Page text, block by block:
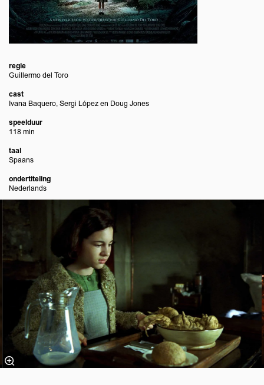
regie
Guillermo del Toro
cast
Ivana Baquero, Sergi López en Doug Jones
speelduur
118 min
taal
Spaans
ondertiteling
Nederlands